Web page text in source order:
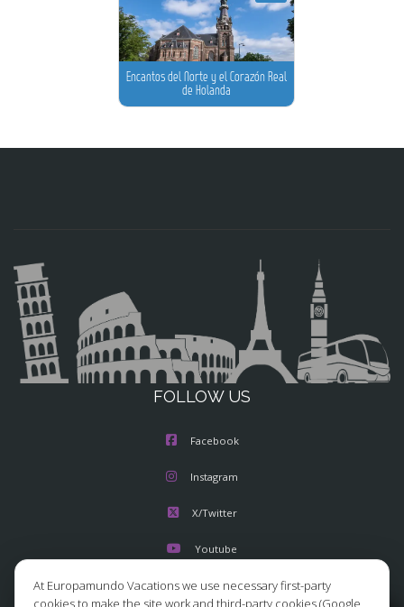
Encantos del Norte y el Corazón Real
de Holanda
FOLLOW US
Facebook
Instagram
X/Twitter
Youtube
At Europamundo Vacations we use necessary first-party
cookies to make the site work and third-party cookies (Google